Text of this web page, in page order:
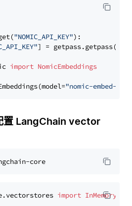
"NOMIC_API_KEY"):
] = getpass.getpass(
import NomicEmbeddings
"nomic-embed-
置 LangChain vector
import